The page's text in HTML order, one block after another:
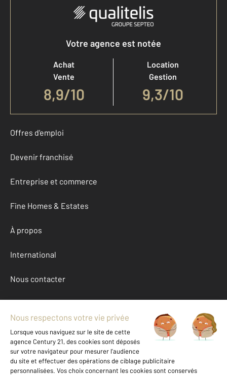
Votre agence est notée
Achat
Vente
8,9/10
Location
Gestion
9,3/10
Offres d'emploi
Devenir franchisé
Entreprise et commerce
Fine Homes & Estates
À propos
International
Nous contacter
Mentions légales & CGU et Barèmes d'honoraires
Données personnelles
Gestionnaire des cookies